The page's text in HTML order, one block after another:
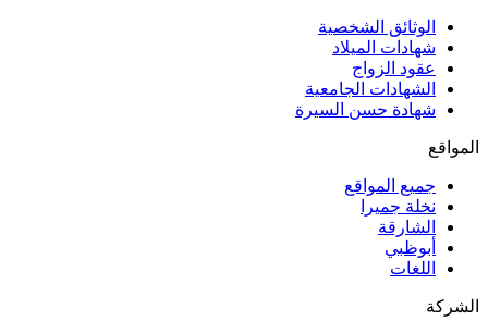
الوثائق الشخصية
شهادات الميلاد
عقود الزواج
الشهادات الجامعية
شهادة حسن السيرة
المواقع
جميع المواقع
نخلة جميرا
الشارقة
أبوظبي
اللغات
الشركة